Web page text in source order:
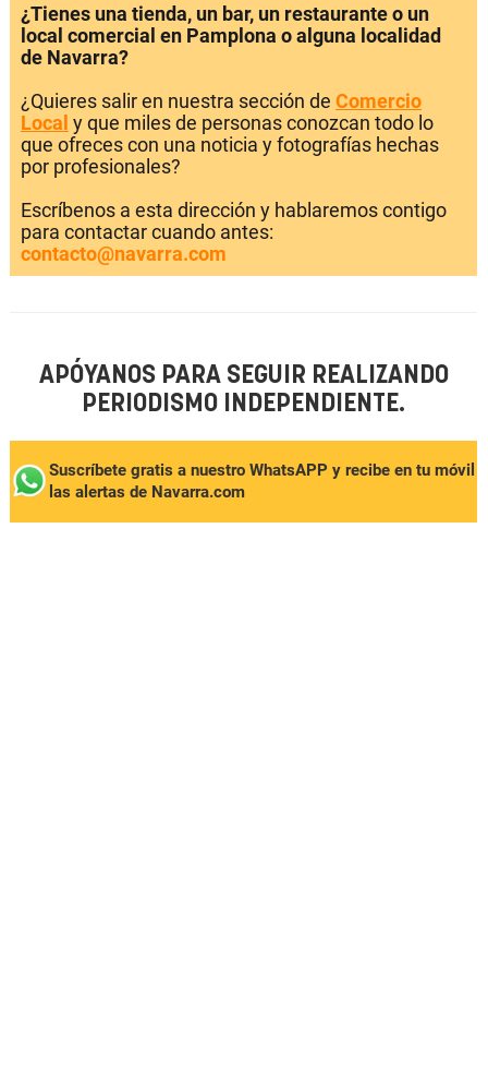
¿Tienes una tienda, un bar, un restaurante o un
local comercial en Pamplona o alguna localidad
de Navarra?
¿Quieres salir en nuestra sección de Comercio
Local y que miles de personas conozcan todo lo
que ofreces con una noticia y fotografías hechas
por profesionales?
Escríbenos a esta dirección y hablaremos contigo
para contactar cuando antes:
contacto@navarra.com
APÓYANOS PARA SEGUIR REALIZANDO
PERIODISMO INDEPENDIENTE.
Suscríbete gratis a nuestro WhatsAPP y recibe en tu móvil
las alertas de Navarra.com